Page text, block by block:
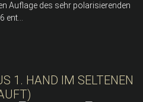
Auflage des sehr polarisierenden
ent...
1. HAND IM SELTENEN